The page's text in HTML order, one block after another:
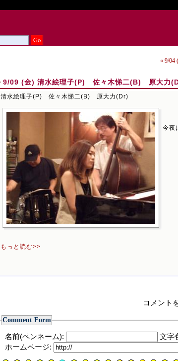
« 9/
9/09 (金) 清水絵理子(P) 佐々木悌二(B) 原大力
清水絵理子(P) 佐々木悌二(B) 原大力(Dr)
今夜
もっと読む>>
コメント
Comment Form
名前(ペンネーム): 文字
ホームページ: